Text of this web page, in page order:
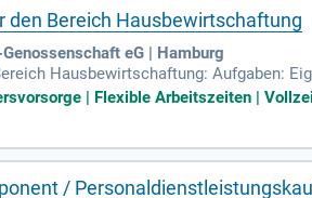
Bereich Hausbewirtschaftung
eG | Hamburg
Hausbewirtschaftung: Aufgaben:
Mess- und| Flexible Arbeitszeiten |
/